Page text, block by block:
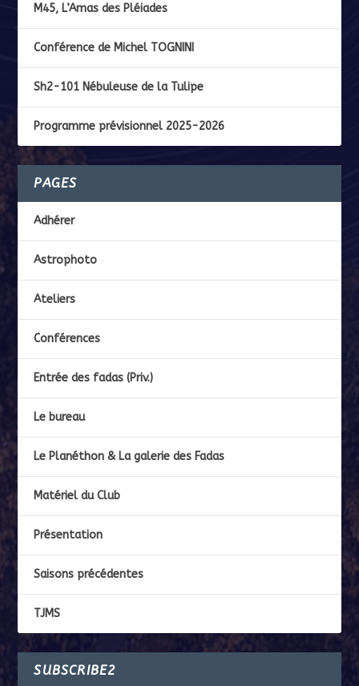
M45, L’Amas des Pléiades
Conférence de Michel TOGNINI
Sh2-101 Nébuleuse de la Tulipe
Programme prévisionnel 2025-2026
PAGES
Adhérer
Astrophoto
Ateliers
Conférences
Entrée des fadas (Priv.)
Le bureau
Le Planéthon & La galerie des Fadas
Matériel du Club
Présentation
Saisons précédentes
TJMS
SUBSCRIBE2